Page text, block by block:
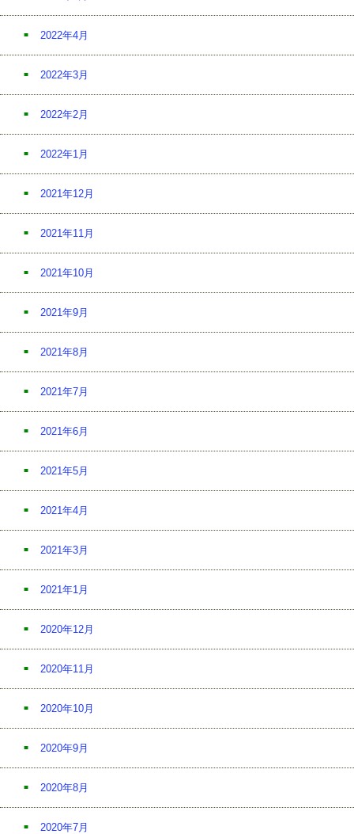
2022年4月
2022年3月
2022年2月
2022年1月
2021年12月
2021年11月
2021年10月
2021年9月
2021年8月
2021年7月
2021年6月
2021年5月
2021年4月
2021年3月
2021年1月
2020年12月
2020年11月
2020年10月
2020年9月
2020年8月
2020年7月